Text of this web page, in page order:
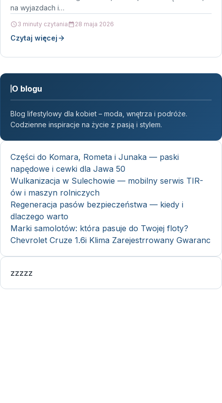
na wyjazdach i…
3 minuty czytania 28 maja 2026
Czytaj więcej
O blogu
Blog lifestylowy dla kobiet – moda, wnętrza i podróże.
Codzienne inspiracje na życie z pasją i stylem.
Części do Komara, Rometa i Junaka — paski
napędowe i cewki dla Jawa 50
Wulkanizacja w Sulechowie — mobilny serwis TIR-
ów i maszyn rolniczych
Regeneracja pasów bezpieczeństwa — kiedy i
dlaczego warto
Marki samolotów: która pasuje do Twojej floty?
Chevrolet Cruze 1.6i Klima Zarejestrrowany Gwaranc
zzzzz